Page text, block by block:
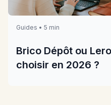
Guides • 5 min
Brico Dépôt ou
choisir en 2026 ?